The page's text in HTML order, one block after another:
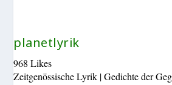
planetlyrik
968 Likes
Zeitgenössische Lyrik | Gedichte der